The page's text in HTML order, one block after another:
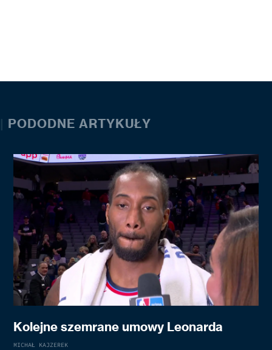
| PODODNE ARTYKUŁY
Kolejne szemrane umowy Leonarda
MICHAŁ KAJZEREK